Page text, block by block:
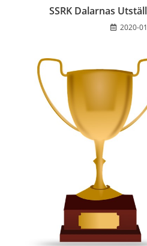
SSRK Dalarnas
2020-